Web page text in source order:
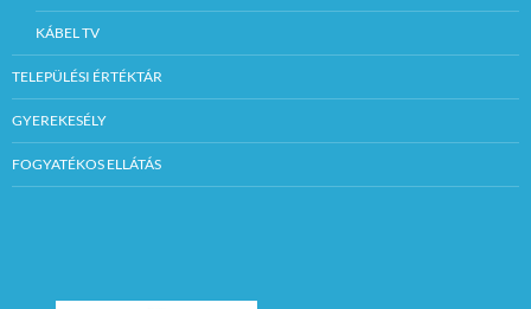
KÁBEL TV
TELEPÜLÉSI ÉRTÉKTÁR
GYEREKESÉLY
FOGYATÉKOS ELLÁTÁS